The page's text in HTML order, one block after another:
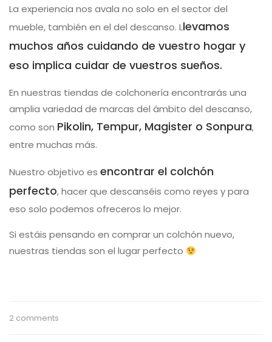
La experiencia nos avala no solo en el sector del
mueble, también en el del descanso. Llevamos
muchos años cuidando de vuestro hogar y
eso implica cuidar de vuestros sueños.
En nuestras tiendas de colchonería encontrarás una
amplia variedad de marcas del ámbito del descanso,
como son Pikolin, Tempur, Magister o Sonpura,
entre muchas más.
Nuestro objetivo es encontrar el colchón
perfecto, hacer que descanséis como reyes y para
eso solo podemos ofreceros lo mejor.
Si estáis pensando en comprar un colchón nuevo,
nuestras tiendas son el lugar perfecto
2 comments